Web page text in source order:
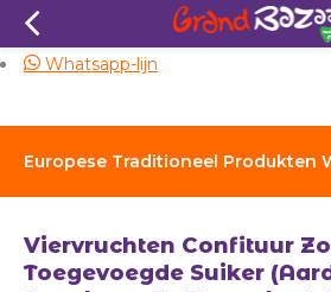
Europese Traditioneel Produkten Winkel >>
Zelfde dag
Whatsapp-lijn
Viervruchten Confituur
Toegevoegde Suiker